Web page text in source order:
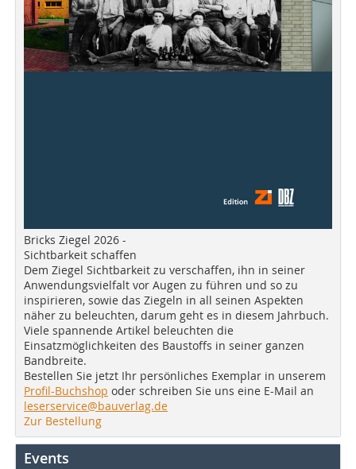
Bricks Ziegel 2026 -
Sichtbarkeit schaffen
Dem Ziegel Sichtbarkeit zu verschaffen, ihn in seiner
Anwendungsvielfalt vor Augen zu führen und so zu
inspirieren, sowie das Ziegeln in all seinen Aspekten
näher zu beleuchten, darum geht es in diesem Jahrbuch.
Viele spannende Artikel beleuchten die
Einsatzmöglichkeiten des Baustoffs in seiner ganzen
Bandbreite.
Bestellen Sie jetzt Ihr persönliches Exemplar in unserem
Profil-Buchshop oder schreiben Sie uns eine E-Mail an
leserservice@bauverlag.de
Zur Bestellung
Events